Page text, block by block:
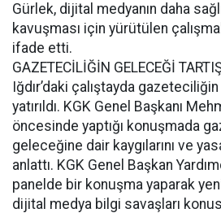
Gürlek, dijital medyanın daha
kavuşması için yürütülen
ifade etti.
GAZETECİLİĞİN GELECEĞİ
Iğdır’daki çalıştayda
yatırıldı. KGK Genel Başkanı
öncesinde yaptığı konuşmada
geleceğine dair kaygılarını ve
anlattı. KGK Genel Başkan
panelde bir konuşma yaparak
dijital medya bilgi savaşları